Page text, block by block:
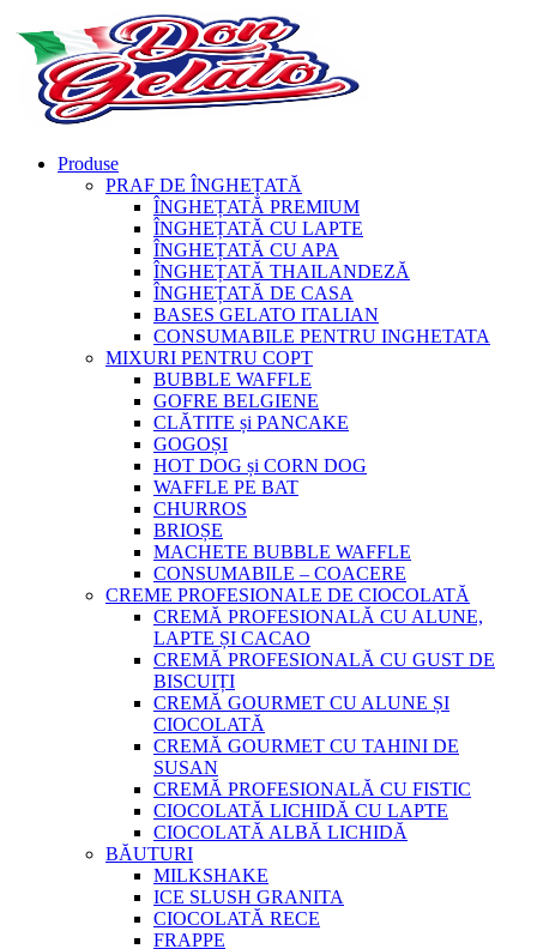
Produse
PRAF DE ÎNGHEȚATĂ
ÎNGHEȚATĂ PREMIUM
ÎNGHEȚATĂ CU LAPTE
ÎNGHEȚATĂ CU APA
ÎNGHEȚATĂ THAILANDEZĂ
ÎNGHEȚATĂ DE CASA
BASES GELATO ITALIAN
CONSUMABILE PENTRU INGHETATA
MIXURI PENTRU COPT
BUBBLE WAFFLE
GOFRE BELGIENE
CLĂTITE și PANCAKE
GOGOȘI
HOT DOG și CORN DOG
WAFFLE PE BAT
CHURROS
BRIOȘE
MACHETE BUBBLE WAFFLE
CONSUMABILE – COACERE
CREME PROFESIONALE DE CIOCOLATĂ
CREMĂ PROFESIONALĂ CU ALUNE,
LAPTE ȘI CACAO
CREMĂ PROFESIONALĂ CU GUST DE
BISCUIȚI
CREMĂ GOURMET CU ALUNE ȘI
CIOCOLATĂ
CREMĂ GOURMET CU TAHINI DE
SUSAN
CREMĂ PROFESIONALĂ CU FISTIC
CIOCOLATĂ LICHIDĂ CU LAPTE
CIOCOLATĂ ALBĂ LICHIDĂ
BĂUTURI
MILKSHAKE
ICE SLUSH GRANITA
CIOCOLATĂ RECE
FRAPPE